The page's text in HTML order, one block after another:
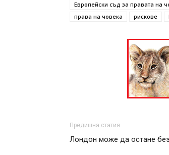
Европейски съд за правата на
права на човека
рискове
Предишна статия
Лондон може да остане